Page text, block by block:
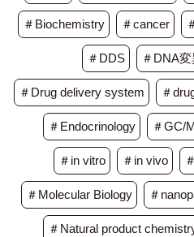
＃Biochemistry ＃cancer
＃DDS ＃DNA
＃Drug delivery system ＃
＃Endocrinology ＃GC/
＃in vitro ＃in vivo
＃Molecular Biology ＃
＃Natural product